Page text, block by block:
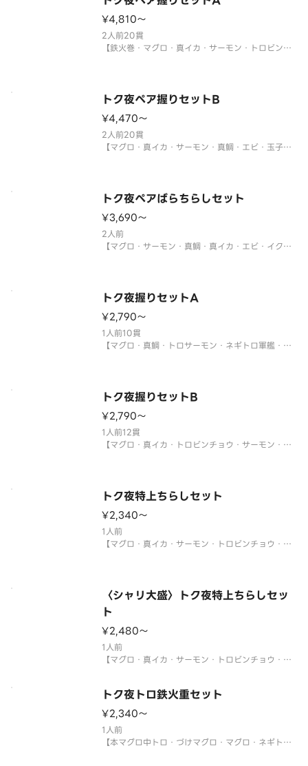
¥4,810〜
2人前20貫
【鉄火巻・マグロ・真イカ・サーモン・トロビンチ
だく場合がございます。
サイドメニューは下記よりお選びください。
※〈カッ
トク夜ペア握りセットB
¥4,470〜
2人前20貫
【マグロ・真イカ・サーモン・真鯛・エビ・玉子・
だく場合がございます。
サイドメニューは下記よりお選びください。
※〈カップ赤だし（あさり）〉
トク夜ペアばらちらしセット
¥3,690〜
2人前
【マグロ・サーモン・真鯛・真イカ・エビ・イク
※真鯛がトロビンチョウに変更になる場合がありま
※年末年始・お盆期間中は販売をお休みさせていた
だく場合がございます。
トク夜握りセットA
¥2,790〜
1人前10貫
【マグロ・真鯛・トロサーモン・ネギトロ軍艦・イ
※年末年始・お盆期間中は販売をお休みさせていた
トク夜握りセットB
¥2,790〜
1人前12貫
【マグロ・真イカ・トロビンチョウ・サーモン・ツ
だく場合がございます。
サイドメニューは下記よりお選びください。
トク夜特上ちらしセット
¥2,340〜
1人前
【マグロ・真イカ・サーモン・トロビンチョウ・真
※酢飯を使用しています。
※年末年始・お盆期間中は販売をお休みさせていた
だく場合がございます。
サイドメニューは下記よりお選び
〈シャリ大盛〉トク夜特上ちらしセッ
ト
¥2,480〜
1人前
【マグロ・真イカ・サーモン・トロビンチョウ・真
〈わさび付〉
※酢飯を使用しています。
※年末年始・お盆期間中は販売をお休みさせていた
だく場合がございます。
トク夜トロ鉄火重セット
¥2,340〜
1人前
【本マグロ中トロ・づけマグロ・マグロ・ネギト